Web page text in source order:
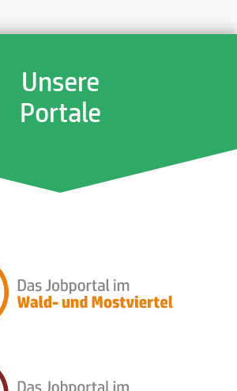
Unsere
Portale